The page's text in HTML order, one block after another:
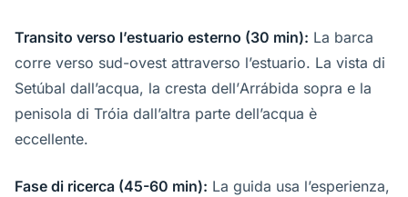
Transito verso l’estuario esterno (30 min): La barca
corre verso sud-ovest attraverso l’estuario. La vista di
Setúbal dall’acqua, la cresta dell’Arrábida sopra e la
penisola di Tróia dall’altra parte dell’acqua è
eccellente.
Fase di ricerca (45-60 min): La guida usa l’esperienza,